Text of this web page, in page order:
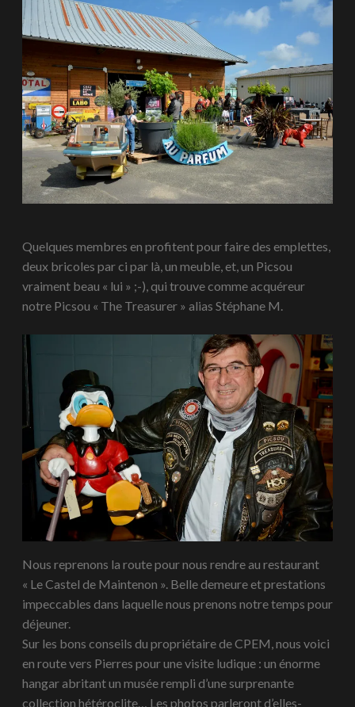
Quelques membres en profitent pour faire des emplettes,
deux bricoles par ci par là, un meuble, et, un Picsou
vraiment beau « lui » ;-), qui trouve comme acquéreur
notre Picsou « The Treasurer » alias Stéphane M.
Nous reprenons la route pour nous rendre au restaurant
« Le Castel de Maintenon ». Belle demeure et prestations
impeccables dans laquelle nous prenons notre temps pour
déjeuner.
Sur les bons conseils du propriétaire de CPEM, nous voici
en route vers Pierres pour une visite ludique : un énorme
hangar abritant un musée rempli d’une surprenante
collection hétéroclite… Les photos parleront d’elles-